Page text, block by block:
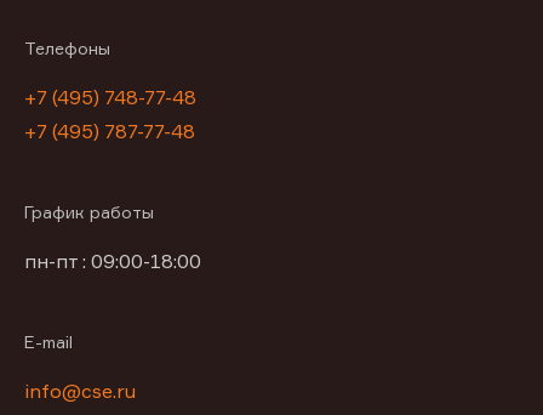
Телефоны
+7 (495) 748-77-48
+7 (495) 787-77-48
График работы
пн-пт : 09:00-18:00
E-mail
info@cse.ru